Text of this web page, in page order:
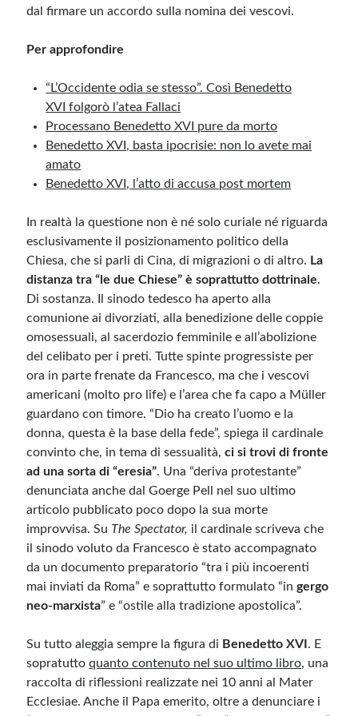
dal firmare un accordo sulla nomina dei vescovi.
Per approfondire
“L’Occidente odia se stesso”. Così Benedetto
XVI folgorò l’atea Fallaci
Processano Benedetto XVI pure da morto
Benedetto XVI, basta ipocrisie: non lo avete mai
amato
Benedetto XVI, l’atto di accusa post mortem
In realtà la questione non è né solo curiale né riguarda
esclusivamente il posizionamento politico della
Chiesa, che si parli di Cina, di migrazioni o di altro. La
distanza tra “le due Chiese” è soprattutto dottrinale.
Di sostanza. Il sinodo tedesco ha aperto alla
comunione ai divorziati, alla benedizione delle coppie
omosessuali, al sacerdozio femminile e all’abolizione
del celibato per i preti. Tutte spinte progressiste per
ora in parte frenate da Francesco, ma che i vescovi
americani (molto pro life) e l’area che fa capo a Müller
guardano con timore. “Dio ha creato l’uomo e la
donna, questa è la base della fede”, spiega il cardinale
convinto che, in tema di sessualità, ci si trovi di fronte
ad una sorta di “eresia”. Una “deriva protestante”
denunciata anche dal Goerge Pell nel suo ultimo
articolo pubblicato poco dopo la sua morte
improvvisa. Su The Spectator, il cardinale scriveva che
il sinodo voluto da Francesco è stato accompagnato
da un documento preparatorio “tra i più incoerenti
mai inviati da Roma” e soprattutto formulato “in gergo
neo-marxista” e “ostile alla tradizione apostolica”.
Su tutto aleggia sempre la figura di Benedetto XVI . E
sopratutto quanto contenuto nel suo ultimo libro, una
raccolta di riflessioni realizzate nei 10 anni al Mater
Ecclesiae. Anche il Papa emerito, oltre a denunciare i